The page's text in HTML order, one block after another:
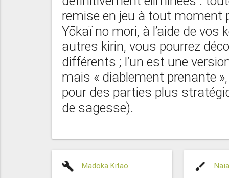
remise en jeu à tout moment
Yōkaï no mori, à l’aide de
autres kirin, vous pourrez
différents ; l’un est une
mais « diablement prenante
pour des parties plus
de sagesse).
build Madoka Kitao brush